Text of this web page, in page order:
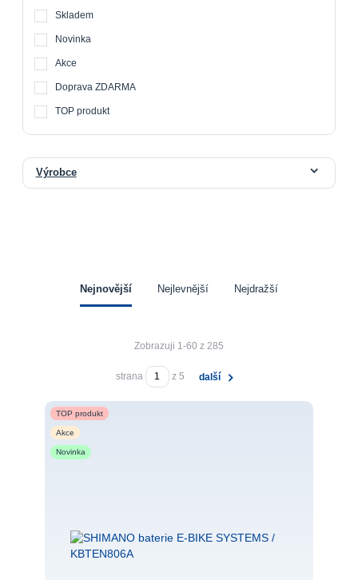
Skladem
Novinka
Akce
Doprava ZDARMA
TOP produkt
Výrobce
Nejnovější Nejlevnější Nejdražší
Zobrazuji 1-60 z 285
strana z 5 další
TOP produkt
Akce
Novinka